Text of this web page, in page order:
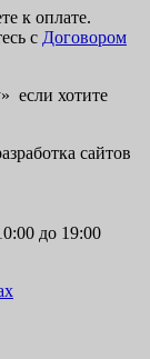
к оплате.
с Договором
если хотите
сайтов
до 19:00